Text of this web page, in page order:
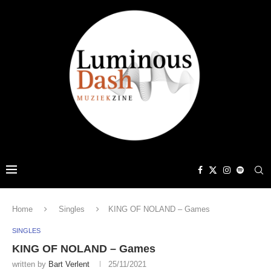
Home Singles KING OF NOLAND – Games
SINGLES
KING OF NOLAND – Games
written by Bart Verlent 25/11/2021